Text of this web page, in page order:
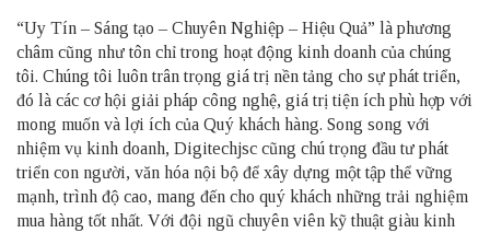
“Uy Tín – Sáng tạo – Chuyên Nghiệp – Hiệu Quả” là phương
châm cũng như tôn chỉ trong hoạt động kinh doanh của chúng
tôi. Chúng tôi luôn trân trọng giá trị nền tảng cho sự phát triển,
đó là các cơ hội giải pháp công nghệ, giá trị tiện ích phù hợp với
mong muốn và lợi ích của Quý khách hàng. Song song với
nhiệm vụ kinh doanh, Digitechjsc cũng chú trọng đầu tư phát
triển con người, văn hóa nội bộ để xây dựng một tập thể vững
mạnh, trình độ cao, mang đến cho quý khách những trải nghiệm
mua hàng tốt nhất. Với đội ngũ chuyên viên kỹ thuật giàu kinh